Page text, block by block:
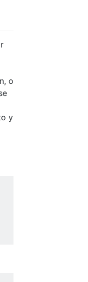
o
y